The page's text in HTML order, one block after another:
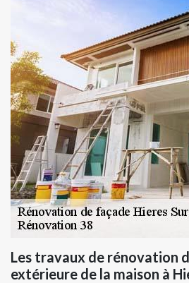
Les travaux de rénovation
extérieure de la maison à